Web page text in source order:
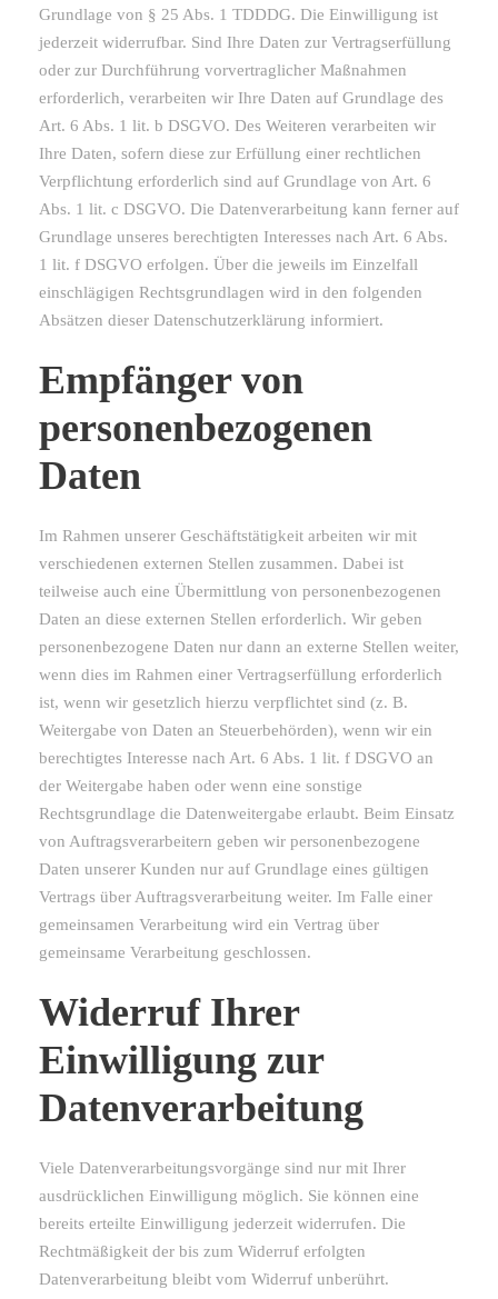
Grundlage von § 25 Abs. 1 TDDDG. Die Einwilligung ist
jederzeit widerrufbar. Sind Ihre Daten zur Vertragserfüllung
oder zur Durchführung vorvertraglicher Maßnahmen
erforderlich, verarbeiten wir Ihre Daten auf Grundlage des
Art. 6 Abs. 1 lit. b DSGVO. Des Weiteren verarbeiten wir
Ihre Daten, sofern diese zur Erfüllung einer rechtlichen
Verpflichtung erforderlich sind auf Grundlage von Art. 6
Abs. 1 lit. c DSGVO. Die Datenverarbeitung kann ferner auf
Grundlage unseres berechtigten Interesses nach Art. 6 Abs.
1 lit. f DSGVO erfolgen. Über die jeweils im Einzelfall
einschlägigen Rechtsgrundlagen wird in den folgenden
Absätzen dieser Datenschutzerklärung informiert.
Empfänger von
personenbezogenen
Daten
Im Rahmen unserer Geschäftstätigkeit arbeiten wir mit
verschiedenen externen Stellen zusammen. Dabei ist
teilweise auch eine Übermittlung von personenbezogenen
Daten an diese externen Stellen erforderlich. Wir geben
personenbezogene Daten nur dann an externe Stellen weiter,
wenn dies im Rahmen einer Vertragserfüllung erforderlich
ist, wenn wir gesetzlich hierzu verpflichtet sind (z. B.
Weitergabe von Daten an Steuerbehörden), wenn wir ein
berechtigtes Interesse nach Art. 6 Abs. 1 lit. f DSGVO an
der Weitergabe haben oder wenn eine sonstige
Rechtsgrundlage die Datenweitergabe erlaubt. Beim Einsatz
von Auftragsverarbeitern geben wir personenbezogene
Daten unserer Kunden nur auf Grundlage eines gültigen
Vertrags über Auftragsverarbeitung weiter. Im Falle einer
gemeinsamen Verarbeitung wird ein Vertrag über
gemeinsame Verarbeitung geschlossen.
Widerruf Ihrer
Einwilligung zur
Datenverarbeitung
Viele Datenverarbeitungsvorgänge sind nur mit Ihrer
ausdrücklichen Einwilligung möglich. Sie können eine
bereits erteilte Einwilligung jederzeit widerrufen. Die
Rechtmäßigkeit der bis zum Widerruf erfolgten
Datenverarbeitung bleibt vom Widerruf unberührt.